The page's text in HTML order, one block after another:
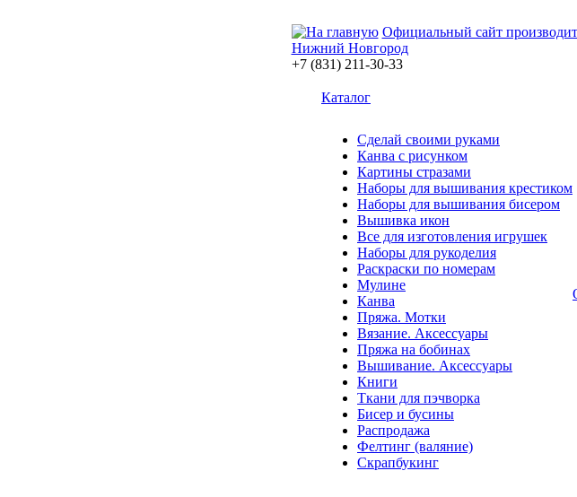
Официальный сайт
Нижний Новгород
+7 (831) 211-30-33
Каталог
Сделай своими руками
Канва с рисунком
Картины стразами
Наборы для вышивания крестиком
Наборы для вышивания бисером
Вышивка икон
Все для изготовления игрушек
Наборы для рукоделия
Раскраски по номерам
Мулине
Канва
Пряжа. Мотки
Вязание. Аксессуары
Пряжа на бобинах
Вышивание. Аксессуары
Книги
Ткани для пэчворка
Бисер и бусины
Распродажа
Фелтинг (валяние)
Скрапбукинг